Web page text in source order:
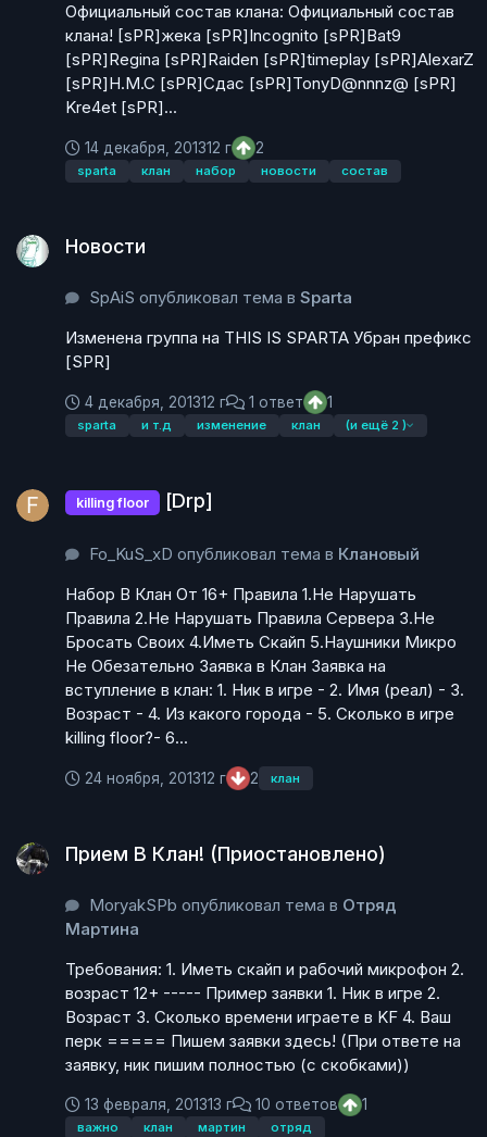
Официальный состав клана: Официальный состав
клана! [sPR]жека [sPR]Incognito [sPR]Bat9
[sPR]Regina [sPR]Raiden [sPR]timeplay [sPR]AlexarZ
[sPR]H.M.C [sPR]Сдас [sPR]TonyD@nnnz@ [sPR]
Kre4et [sPR]...
14 декабря, 201312 г 2
sparta клан набор новости состав
Новости
SpAiS опубликовал тема вSparta
Изменена группа на THIS IS SPARTA Убран префикс
[SPR]
4 декабря, 201312 г 1 ответ 1
sparta и т.д изменение клан (и ещё 2 )
killing floor [Drp]
Fo_KuS_xD опубликовал тема в Клановый
Набор В Клан От 16+ Правила 1.Не Нарушать
Правила 2.Не Нарушать Правила Сервера 3.Не
Бросать Своих 4.Иметь Скайп 5.Наушники Микро
Не Обезательно Заявка в Клан Заявка на
вступление в клан: 1. Ник в игре - 2. Имя (реал) - 3.
Возраст - 4. Из какого города - 5. Сколько в игре
killing floor?- 6...
24 ноября, 201312 г 2 клан
Прием В Клан! (Приостановлено)
MoryakSPb опубликовал тема в Отряд
Мартина
Требования: 1. Иметь скайп и рабочий микрофон 2.
возраст 12+ ----- Пример заявки 1. Ник в игре 2.
Возраст 3. Сколько времени играете в KF 4. Ваш
перк ===== Пишем заявки здесь! (При ответе на
заявку, ник пишим полностью (с скобками))
13 февраля, 201313 г 10 ответов 1
важно клан мартин отряд